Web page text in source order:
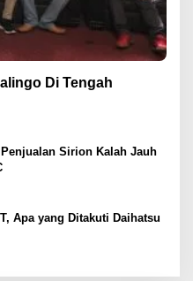
Di Tengah
Sirion Kalah Jauh
Apa yang Ditakuti Daihatsu